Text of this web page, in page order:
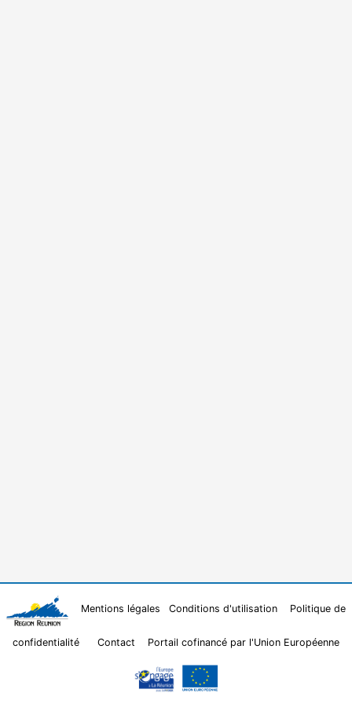
Mentions légales Conditions d'utilisation Politique de
confidentialité Contact Portail cofinancé par l'Union Européenne